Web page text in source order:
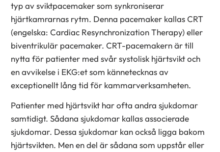
typ av sviktpacemaker som synkroniserar
hjärtkamrarnas rytm. Denna pacemaker kallas CRT
(engelska: Cardiac Resynchronization Therapy) eller
biventrikulär pacemaker. CRT-pacemakern är till
nytta för patienter med svår systolisk hjärtsvikt och
en avvikelse i EKG:et som kännetecknas av
exceptionellt lång tid för kammarverksamheten.
Patienter med hjärtsvikt har ofta andra sjukdomar
samtidigt. Sådana sjukdomar kallas associerade
sjukdomar. Dessa sjukdomar kan också ligga bakom
hjärtsvikten. Men en del är sådana som uppstår eller